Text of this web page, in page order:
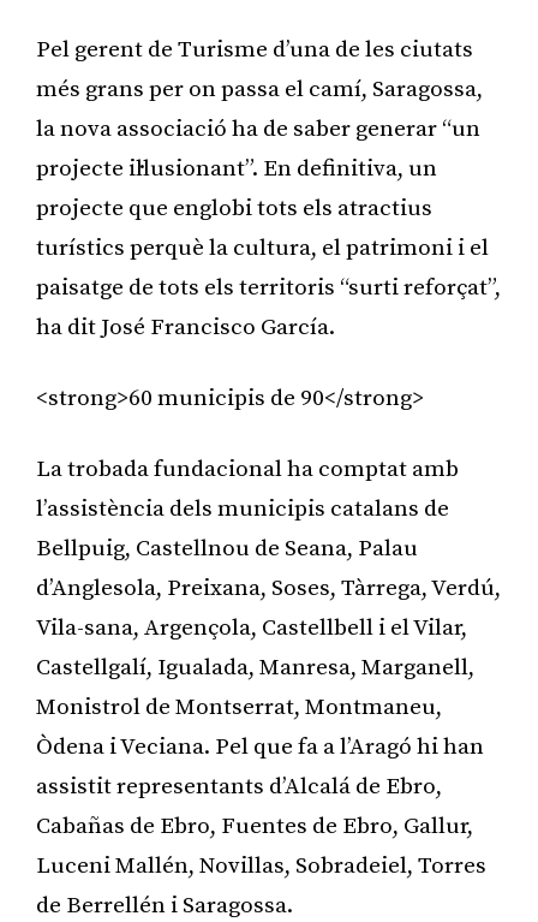
Pel gerent de Turisme d’una de les ciutats
més grans per on passa el camí, Saragossa,
la nova associació ha de saber generar “un
projecte il·lusionant”. En definitiva, un
projecte que englobi tots els atractius
turístics perquè la cultura, el patrimoni i el
paisatge de tots els territoris “surti reforçat”,
ha dit José Francisco García.
<strong>60 municipis de 90</strong>
La trobada fundacional ha comptat amb
l’assistència dels municipis catalans de
Bellpuig, Castellnou de Seana, Palau
d’Anglesola, Preixana, Soses, Tàrrega, Verdú,
Vila-sana, Argençola, Castellbell i el Vilar,
Castellgalí, Igualada, Manresa, Marganell,
Monistrol de Montserrat, Montmaneu,
Òdena i Veciana. Pel que fa a l’Aragó hi han
assistit representants d’Alcalá de Ebro,
Cabañas de Ebro, Fuentes de Ebro, Gallur,
Luceni Mallén, Novillas, Sobradeiel, Torres
de Berrellén i Saragossa.